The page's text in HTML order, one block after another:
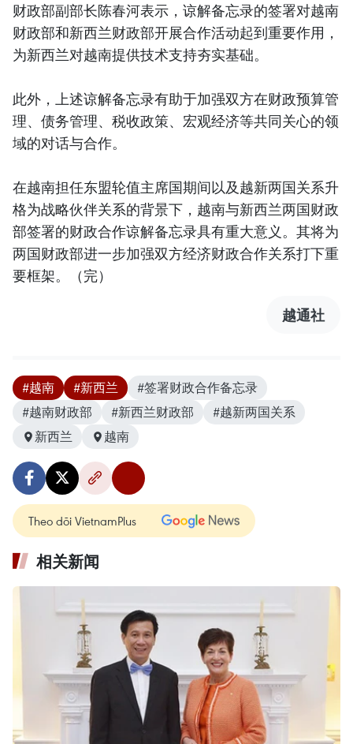
财政部副部长陈春河表示，谅解备忘录的签署对越南
财政部和新西兰财政部开展合作活动起到重要作用，
为新西兰对越南提供技术支持夯实基础。
此外，上述谅解备忘录有助于加强双方在财政预算管
理、债务管理、税收政策、宏观经济等共同关心的领
域的对话与合作。
在越南担任东盟轮值主席国期间以及越新两国关系升
格为战略伙伴关系的背景下，越南与新西兰两国财政
部签署的财政合作谅解备忘录具有重大意义。其将为
两国财政部进一步加强双方经济财政合作关系打下重
要框架。（完）
越通社
#越南 #新西兰
#签署财政合作备忘录
#越南财政部
#新西兰财政部
#越新两国关系
新西兰
越南
Theo dõi VietnamPlus
相关新闻